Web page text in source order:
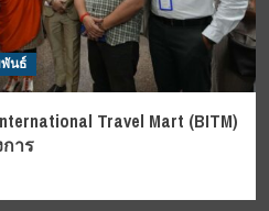
นธ์
Travel Mart (BITM)
การ